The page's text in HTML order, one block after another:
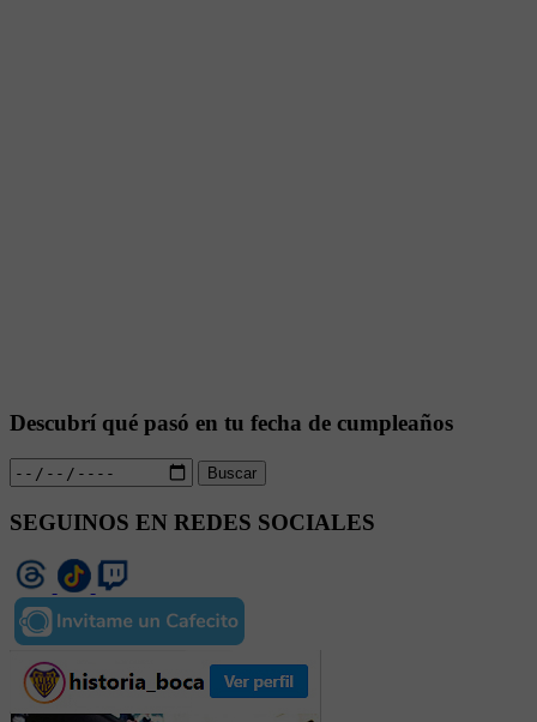
Descubrí qué pasó en tu fecha de cumpleaños
Buscar
SEGUINOS EN REDES SOCIALES